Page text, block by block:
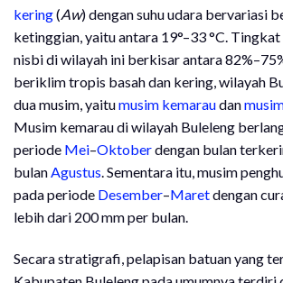
kering(Aw) dengan suhu udara bervariasi
ketinggian, yaitu antara 19°–33 °C.
nisbi di wilayah ini berkisar antara
beriklim tropis basah dan kering, wilayah
dua musim, yaitumusim kemaraudan
Musim kemarau di wilayah Buleleng
periode Mei–Oktoberdengan bulan
bulanAgustus. Sementara itu, musim
pada periode Desember–Maretdengan
lebih dari 200 mm per bulan.
Secara stratigrafi, pelapisan batuan yang